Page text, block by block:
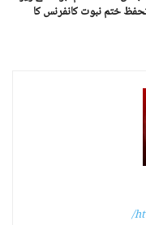
تحفظ ختم نبوت کانفرنس کا